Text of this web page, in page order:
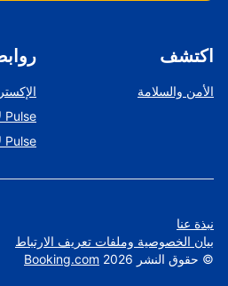
اكتشف
الأمن والسلامة
Pulse لأجهزة Android
Pulse لأجهزة iOS
نبذة عنا
بيان الخصوصية وملفات تعريف الارتباط
© حقوق النشر Booking.com 2026